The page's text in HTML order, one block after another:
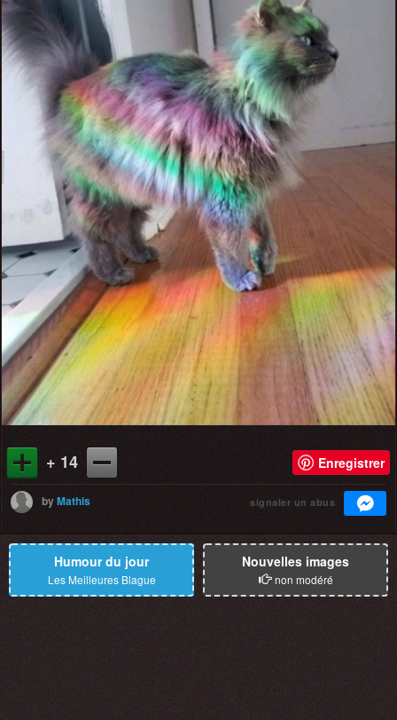
+ 14 Enregistrer
byMathis signaler un abus
Humour du jour
Les Meilleures Blague
Nouvelles images
non modéré